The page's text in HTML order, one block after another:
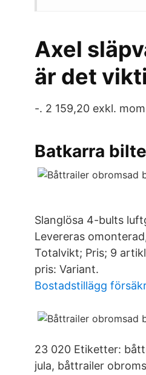
Axel
är det
-. 2 159,20 exkl.
Batkarra
Slanglösa 4-bults
Levereras
Totalvikt; Pris; 9
pris: Variant.
Bostadstillägg
23 020 Etiketter:
jula, båttrailer